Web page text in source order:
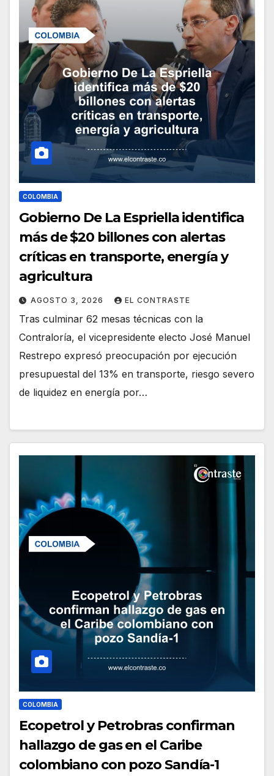
COLOMBIA
Gobierno De La Espriella identifica
más de $20 billones con alertas
críticas en transporte, energía y
agricultura
AGOSTO 3, 2026 EL CONTRASTE
Tras culminar 62 mesas técnicas con la
Contraloría, el vicepresidente electo José Manuel
Restrepo expresó preocupación por ejecución
presupuestal del 13% en transporte, riesgo severo
de liquidez en energía por…
COLOMBIA
Ecopetrol y Petrobras confirman
hallazgo de gas en el Caribe
colombiano con pozo Sandía-1